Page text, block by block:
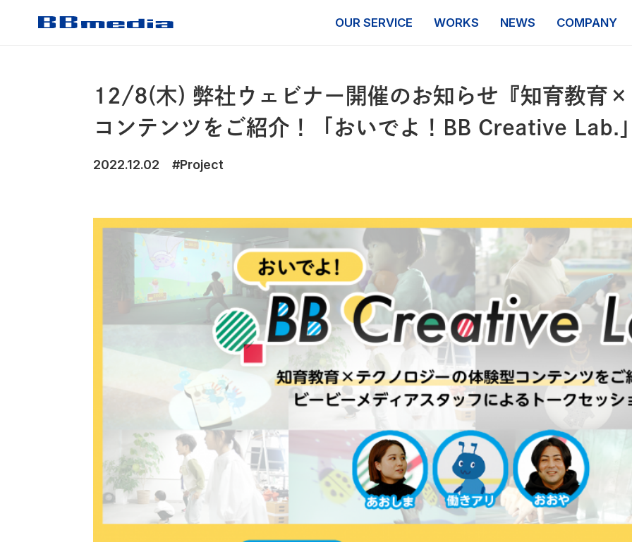
OUR SERVICE WORKS NEWS COMPANY
OUR SERVICE
NEWS
COMPANY
理念 カルチャー 代表メッセージ あゆみ 拠点紹介
BB MAGAZINE
JOIN US
採用情報 パートナー募集
CONTACT
お仕事のご依頼・ご相談 その他お問い合わせ
12/8(木) 弊社ウェビナー開催のお知らせ『知育教育
コンテンツをご紹介！「おいでよ！BB Creative Lab.
2022.12.02 #Project